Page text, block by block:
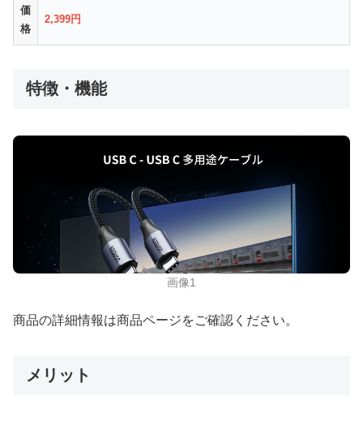
価
格
2,399円
特徴・機能
画像1
商品の詳細情報は商品ページをご確認ください。
メリット